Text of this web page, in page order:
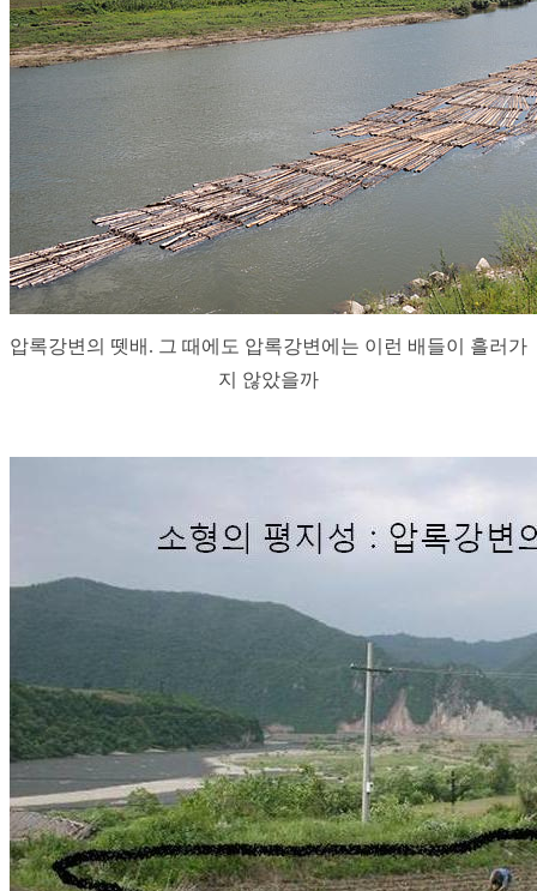
압록강변의 뗏배. 그 때에도 압록강변에는 이런 배들이 흘러가
지 않았을까